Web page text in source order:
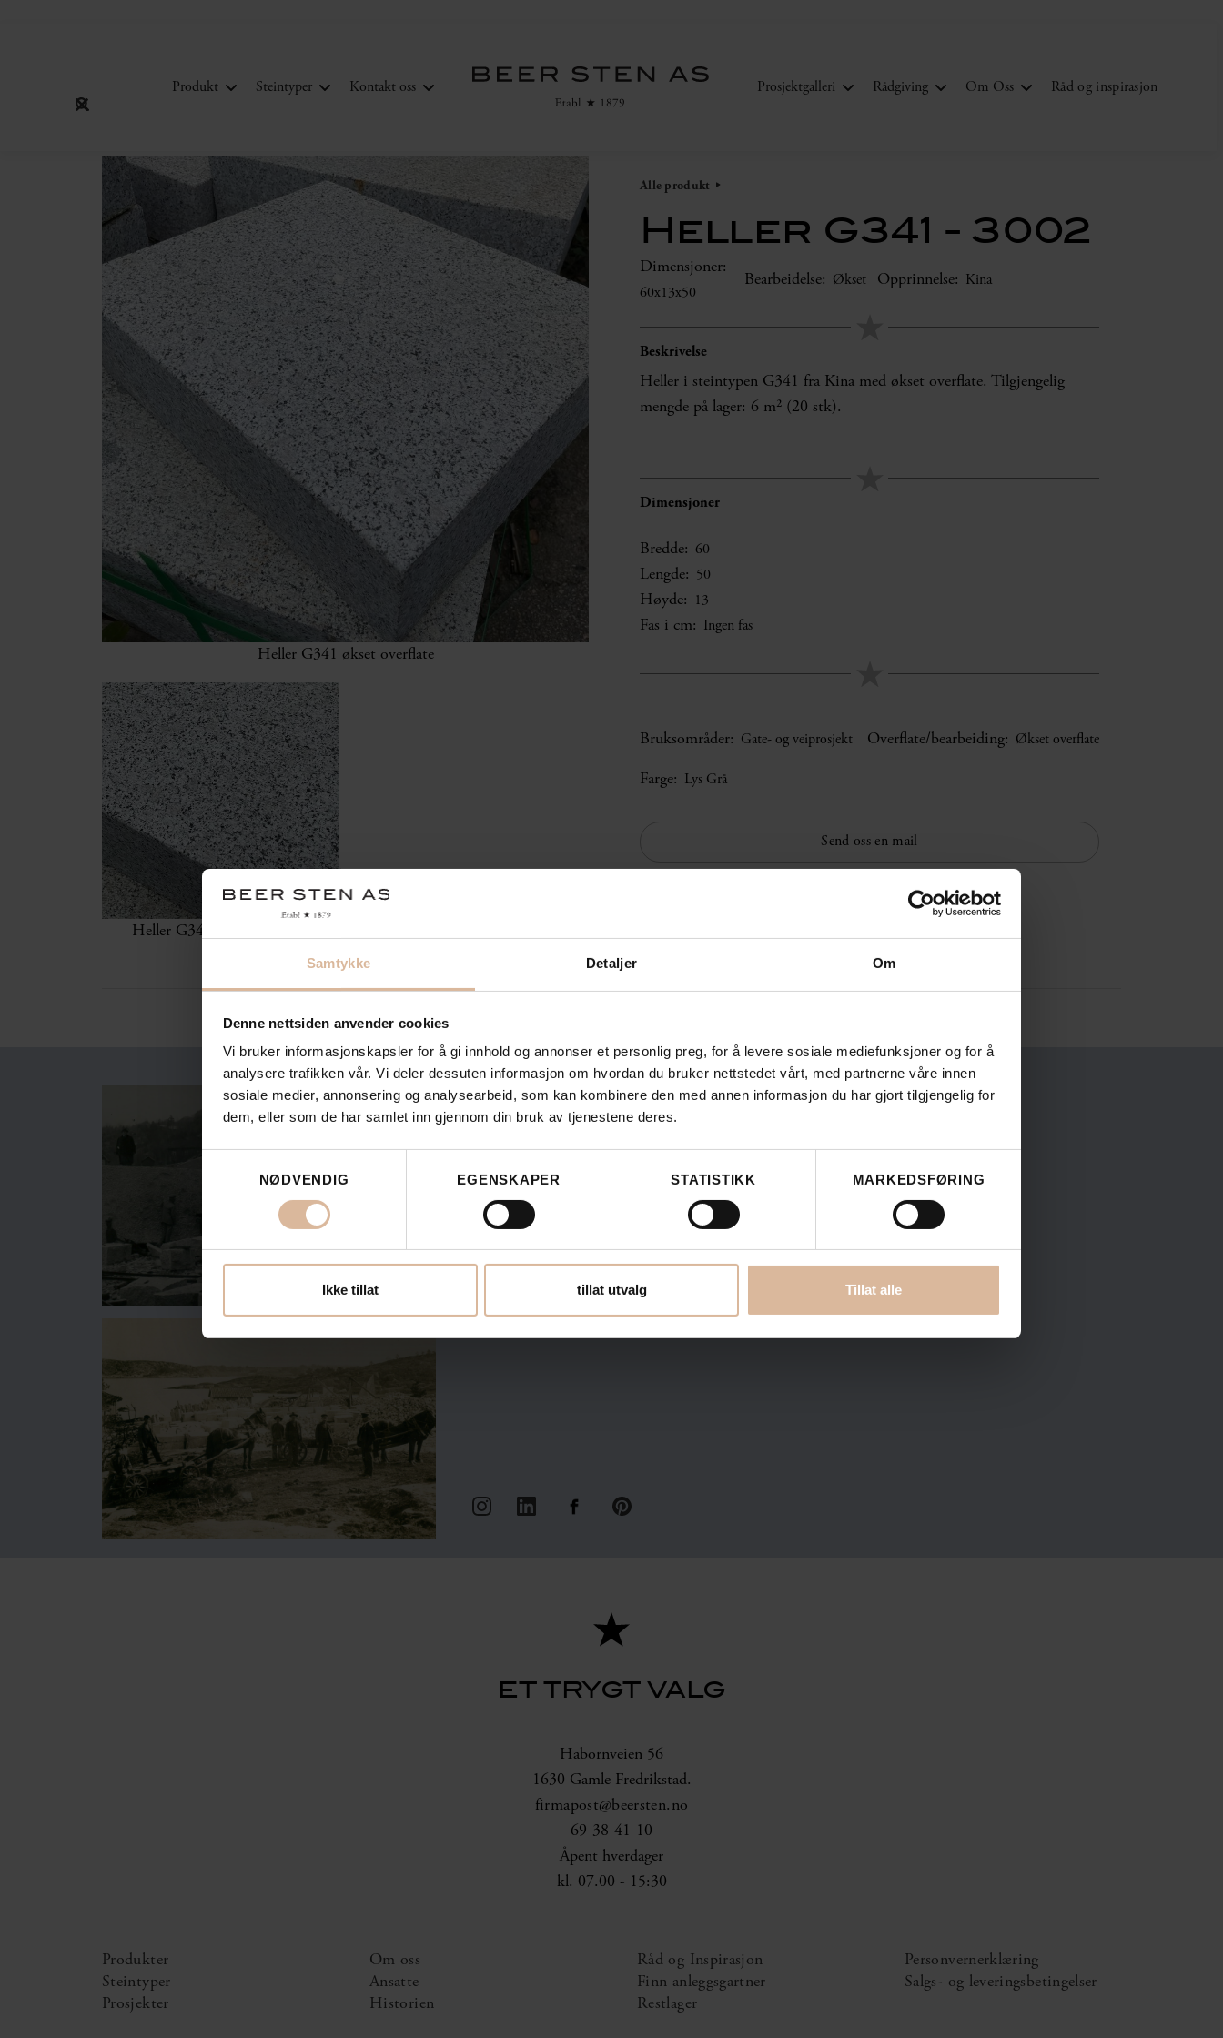
Samtykke Detaljer Om
Denne nettsiden anvender cookies
Vi bruker informasjonskapsler for å gi innhold og annonser et personlig preg, for å levere sosiale mediefunksjoner og for å
analysere trafikken vår. Vi deler dessuten informasjon om hvordan du bruker nettstedet vårt, med partnerne våre innen
sosiale medier, annonsering og analysearbeid, som kan kombinere den med annen informasjon du har gjort tilgjengelig for
dem, eller som de har samlet inn gjennom din bruk av tjenestene deres.
NØDVENDIG
EGENSKAPER STATISTIKK MARKEDSFØRING
Ikke tillat tillat utvalg Tillat alle
Produkt Steintyper Kontakt oss Prosjektgalleri Rådgiving Om Oss Råd og inspirasjon
Heller G341 økset overflate
Heller G341 økset overflate
Alle produkt
Heller G341 - 3002
Dimensjoner:
60x13x50
Bearbeidelse: Økset Opprinnelse: Kina
Beskrivelse
Heller i steintypen G341 fra Kina med økset overflate. Tilgjengelig
mengde på lager: 6 m² (20 stk).
Dimensjoner
Bredde: 60
Lengde: 50
Høyde: 13
Fas i cm: Ingen fas
Bruksområder: Gate- og veiprosjekt Overflate/bearbeiding: Økset overflate
Farge: Lys Grå
Send oss en mail
Vil du motta innholdsrike nyhetsbrev fra oss?
Vi vil aldri dele e-posten din med tredjeparter.
ET TRYGT VALG
Habornveien 56
1630 Gamle Fredrikstad.
firmapost@beersten.no
69 38 41 10
Åpent hverdager
kl. 07.00 - 15:30
Produkter
Steintyper
Prosjekter
Om oss
Ansatte
Historien
Råd og Inspirasjon
Finn anleggsgartner
Restlager
Personvernerklæring
Salgs- og leveringsbetingelser